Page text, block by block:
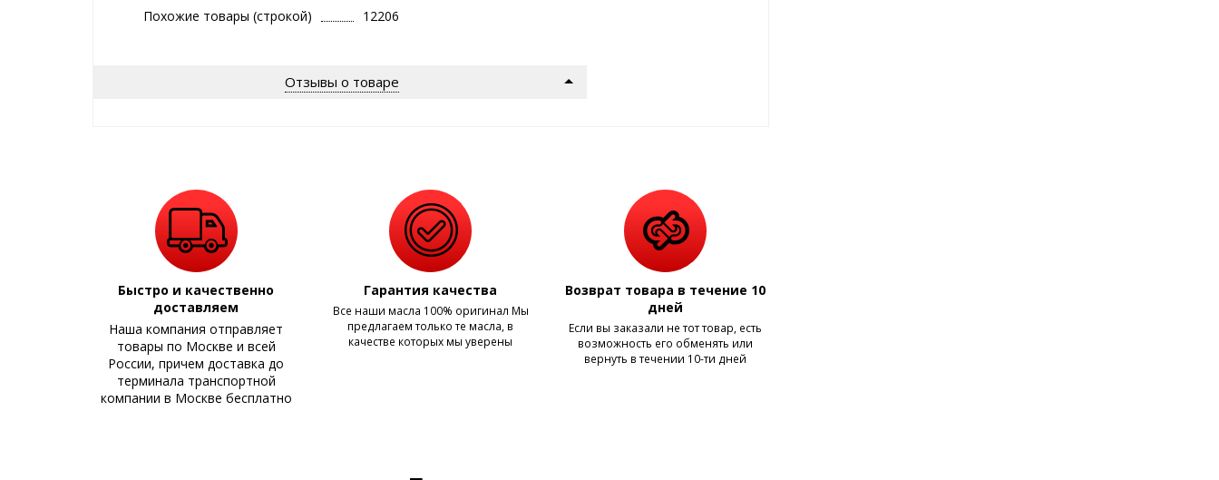
Похожие товары (строкой)
12206
Отзывы о товаре
Быстро и качественно
доставляем
Наша компания отправляет
товары по Москве и всей
России, причем доставка до
терминала транспортной
компании в Москве бесплатно
Гарантия качества
Все наши масла 100% оригинал Мы
предлагаем только те масла, в
качестве которых мы уверены
Возврат товара в течение 10
дней
Если вы заказали не тот товар, есть
возможность его обменять или
вернуть в течении 10-ти дней